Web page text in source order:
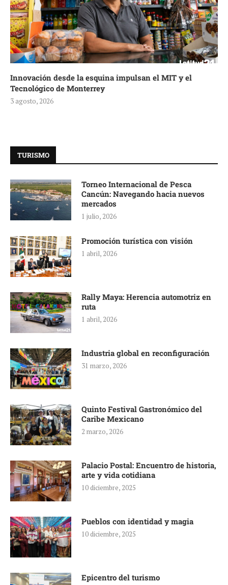
Innovación desde la esquina impulsan el MIT y el
Tecnológico de Monterrey
3 agosto, 2026
TURISMO
Torneo Internacional de Pesca
Cancún: Navegando hacia nuevos
mercados
1 julio, 2026
Promoción turística con visión
1 abril, 2026
Rally Maya: Herencia automotriz en
ruta
1 abril, 2026
Industria global en reconfiguración
31 marzo, 2026
Quinto Festival Gastronómico del
Caribe Mexicano
2 marzo, 2026
Palacio Postal: Encuentro de historia,
arte y vida cotidiana
10 diciembre, 2025
Pueblos con identidad y magia
10 diciembre, 2025
Epicentro del turismo